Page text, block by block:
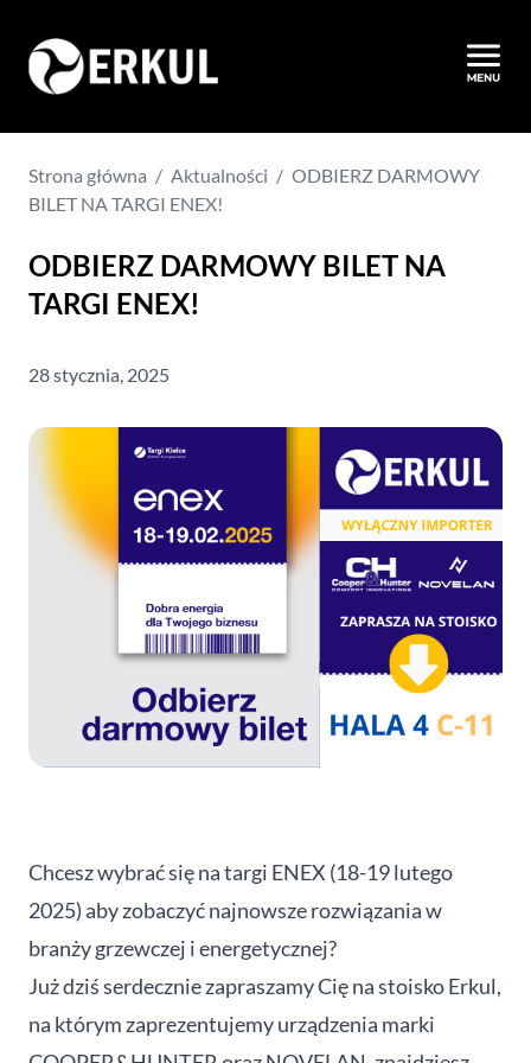
Strona główna / Aktualności / ODBIERZ DARMOWY
BILET NA TARGI ENEX!
ODBIERZ DARMOWY BILET NA
TARGI ENEX!
28 stycznia, 2025
Chcesz wybrać się na targi ENEX (18-19 lutego
2025) aby zobaczyć najnowsze rozwiązania w
branży grzewczej i energetycznej?
Już dziś serdecznie zapraszamy Cię na stoisko Erkul,
na którym zaprezentujemy urządzenia marki